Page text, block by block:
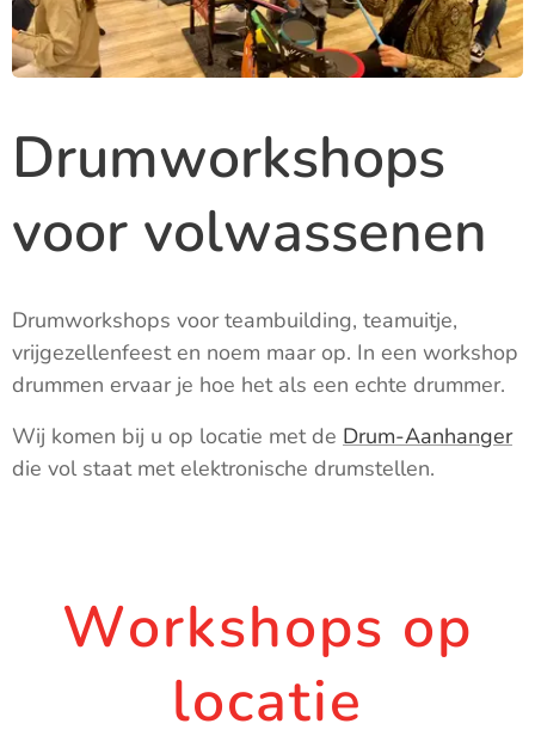
Drumworkshops
voor volwassenen
Drumworkshops voor teambuilding, teamuitje,
vrijgezellenfeest en noem maar op. In een workshop
drummen ervaar je hoe het als een echte drummer.
Wij komen bij u op locatie met de Drum-Aanhanger
die vol staat met elektronische drumstellen.
Workshops op
locatie